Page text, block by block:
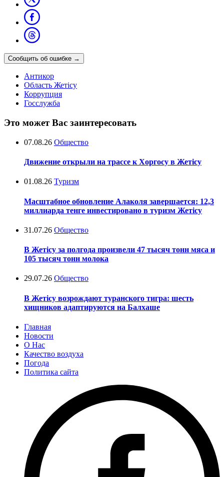
Сообщить об ошибке →
Антикор
Область Жетісу
Коррупция
Госслужба
Это может Вас заинтересовать
07.08.26 Общество
Движение открыли на трассе к Хоргосу в Жетісу
01.08.26 Туризм
Масштабное обновление Алаколя завершается: 12,3
миллиарда тенге инвестировано в туризм Жетісу
31.07.26 Общество
В Жетісу за полгода произвели 47 тысяч тонн мяса и
105 тысяч тонн молока
29.07.26 Общество
В Жетісу возрождают туранского тигра: шесть
хищников адаптируются на Балхаше
Главная
Новости
О Нас
Качество воздуха
Погода
Политика сайта